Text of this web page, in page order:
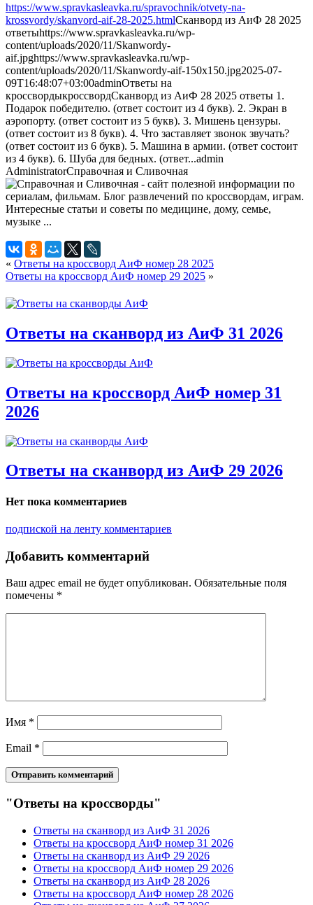
https://www.spravkasleavka.ru/spravochnik/otvety-na-
krossvordy/skanvord-aif-28-2025.htmlСканворд из АиФ 28 2025
ответыhttps://www.spravkasleavka.ru/wp-
content/uploads/2020/11/Skanwordy-
aif.jpghttps://www.spravkasleavka.ru/wp-
content/uploads/2020/11/Skanwordy-aif-150x150.jpg2025-07-
09T16:48:07+03:00adminОтветы на
кроссвордыкроссвордСканворд из АиФ 28 2025 ответы 1.
Подарок победителю. (ответ состоит из 4 букв). 2. Экран в
аэропорту. (ответ состоит из 5 букв). 3. Мишень цензуры.
(ответ состоит из 8 букв). 4. Что заставляет звонок звучать?
(ответ состоит из 6 букв). 5. Машина в армии. (ответ состоит
из 4 букв). 6. Шуба для бедных. (ответ...admin
AdministratorСправочная и Сливочная
« Ответы на кроссворд АиФ номер 28 2025
Ответы на кроссворд АиФ номер 29 2025 »
Ответы на сканворд из АиФ 31 2026
Ответы на кроссворд АиФ номер 31
2026
Ответы на сканворд из АиФ 29 2026
Нет пока комментариев
подпиской на ленту комментариев
Добавить комментарий
Ваш адрес email не будет опубликован. Обязательные поля
помечены *
Имя *
Email *
"Ответы на кроссворды"
Ответы на сканворд из АиФ 31 2026
Ответы на кроссворд АиФ номер 31 2026
Ответы на сканворд из АиФ 29 2026
Ответы на кроссворд АиФ номер 29 2026
Ответы на сканворд из АиФ 28 2026
Ответы на кроссворд АиФ номер 28 2026